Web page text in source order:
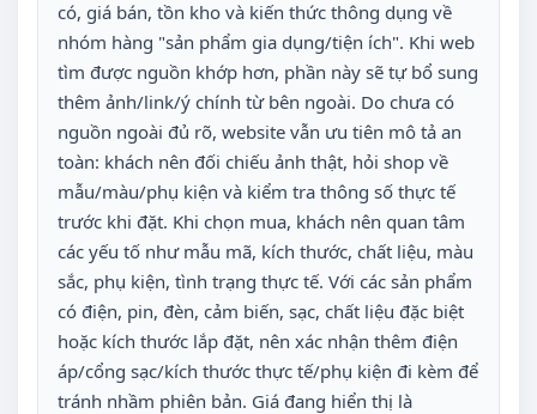
có, giá bán, tồn kho và kiến thức thông dụng về
nhóm hàng "sản phẩm gia dụng/tiện ích". Khi web
tìm được nguồn khớp hơn, phần này sẽ tự bổ sung
thêm ảnh/link/ý chính từ bên ngoài. Do chưa có
nguồn ngoài đủ rõ, website vẫn ưu tiên mô tả an
toàn: khách nên đối chiếu ảnh thật, hỏi shop về
mẫu/màu/phụ kiện và kiểm tra thông số thực tế
trước khi đặt. Khi chọn mua, khách nên quan tâm
các yếu tố như mẫu mã, kích thước, chất liệu, màu
sắc, phụ kiện, tình trạng thực tế. Với các sản phẩm
có điện, pin, đèn, cảm biến, sạc, chất liệu đặc biệt
hoặc kích thước lắp đặt, nên xác nhận thêm điện
áp/cổng sạc/kích thước thực tế/phụ kiện đi kèm để
tránh nhầm phiên bản. Giá đang hiển thị là